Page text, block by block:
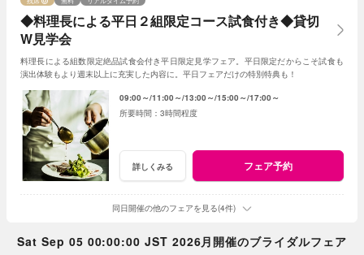
◆料理長による平日２組限定コース試食付き◆貸切
W見学会
料理長による組数限定絶品試食会付き平日限定見学フェア。平日限定だからこそ試食も
演出体験もより週末以上に充実した内容に。平日フェアだけの特別特典も！
09:00～ 11:00～ 13:00～ 15:00～ 17:00～
3時間程度
詳しくみる フェア予約
同日開催の他のフェアを見る(4件)
Sat Sep 05 00:00:00 JST 2026月開催のブライダルフェア